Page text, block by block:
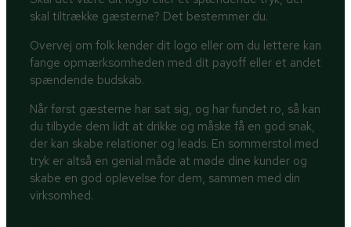
skal tiltrække gæsterne? Det bestemmer du.
Overvej om folk kender dit logo eller om du lettere kan
fange opmærksomheden med dit payoff eller et andet
spændende budskab.
Når først gæsterne har sat sig, og har fundet ro, så kan
du tilbyde dem lidt at drikke og måske få en god snak,
der kan skabe relationer og leads. En sommerstol med
tryk er altså en genial måde at møde dine kunder og
skabe en god oplevelse for dem, sammen med din
virksomhed.